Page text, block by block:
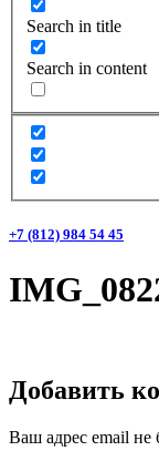
Search in title
Search in content
+7 (812) 984 54 45
Добавить
Ваш адрес email не